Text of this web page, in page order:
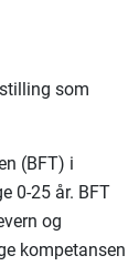
som
(BFT) i
0-25 år. BFT
og
kompetansen